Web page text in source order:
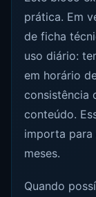
prática. Em
de ficha
uso diário:
em horário
consistência
conteúdo.
importa
meses.
Quando